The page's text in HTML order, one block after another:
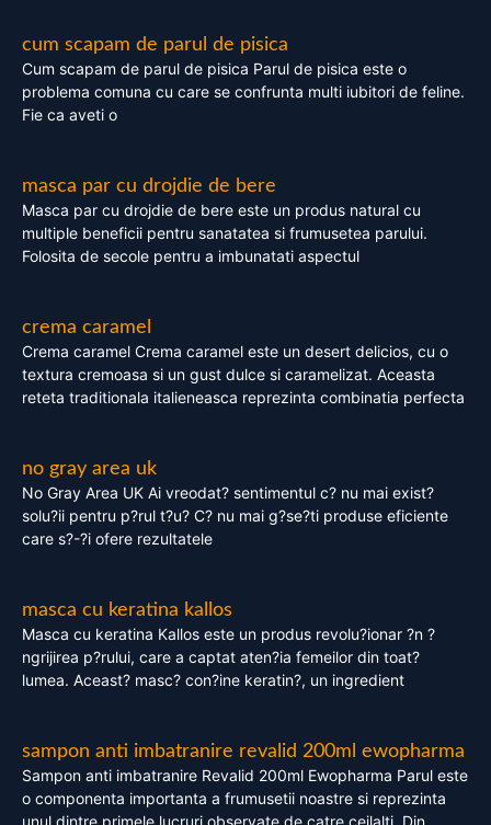
cum scapam de parul de pisica
Cum scapam de parul de pisica Parul de pisica este o
problema comuna cu care se confrunta multi iubitori de feline.
Fie ca aveti o
masca par cu drojdie de bere
Masca par cu drojdie de bere este un produs natural cu
multiple beneficii pentru sanatatea si frumusetea parului.
Folosita de secole pentru a imbunatati aspectul
crema caramel
Crema caramel Crema caramel este un desert delicios, cu o
textura cremoasa si un gust dulce si caramelizat. Aceasta
reteta traditionala italieneasca reprezinta combinatia perfecta
no gray area uk
No Gray Area UK Ai vreodat? sentimentul c? nu mai exist?
solu?ii pentru p?rul t?u? C? nu mai g?se?ti produse eficiente
care s?-?i ofere rezultatele
masca cu keratina kallos
Masca cu keratina Kallos este un produs revolu?ionar ?n ?
ngrijirea p?rului, care a captat aten?ia femeilor din toat?
lumea. Aceast? masc? con?ine keratin?, un ingredient
sampon anti imbatranire revalid 200ml ewopharma
Sampon anti imbatranire Revalid 200ml Ewopharma Parul este
o componenta importanta a frumusetii noastre si reprezinta